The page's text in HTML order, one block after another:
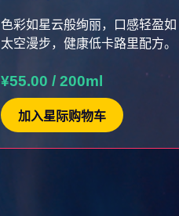
色彩如星云般绚丽，口感轻盈如
太空漫步，健康低卡路里配方。
¥55.00 / 200ml
加入星际购物车